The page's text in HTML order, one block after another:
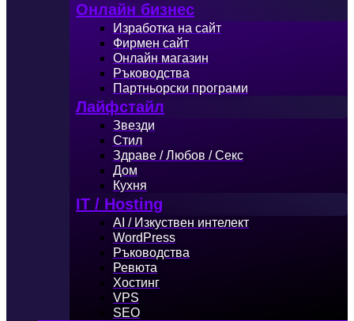
Онлайн бизнес
Изработка на сайт
Фирмен сайт
Онлайн магазин
Ръководства
Партньорски програми
Лайфстайл
Звезди
Стил
Здраве / Любов / Секс
Дом
Кухня
IT / Hosting
AI / Изкуствен интелект
WordPress
Ръководства
Ревюта
Хостинг
VPS
SEO